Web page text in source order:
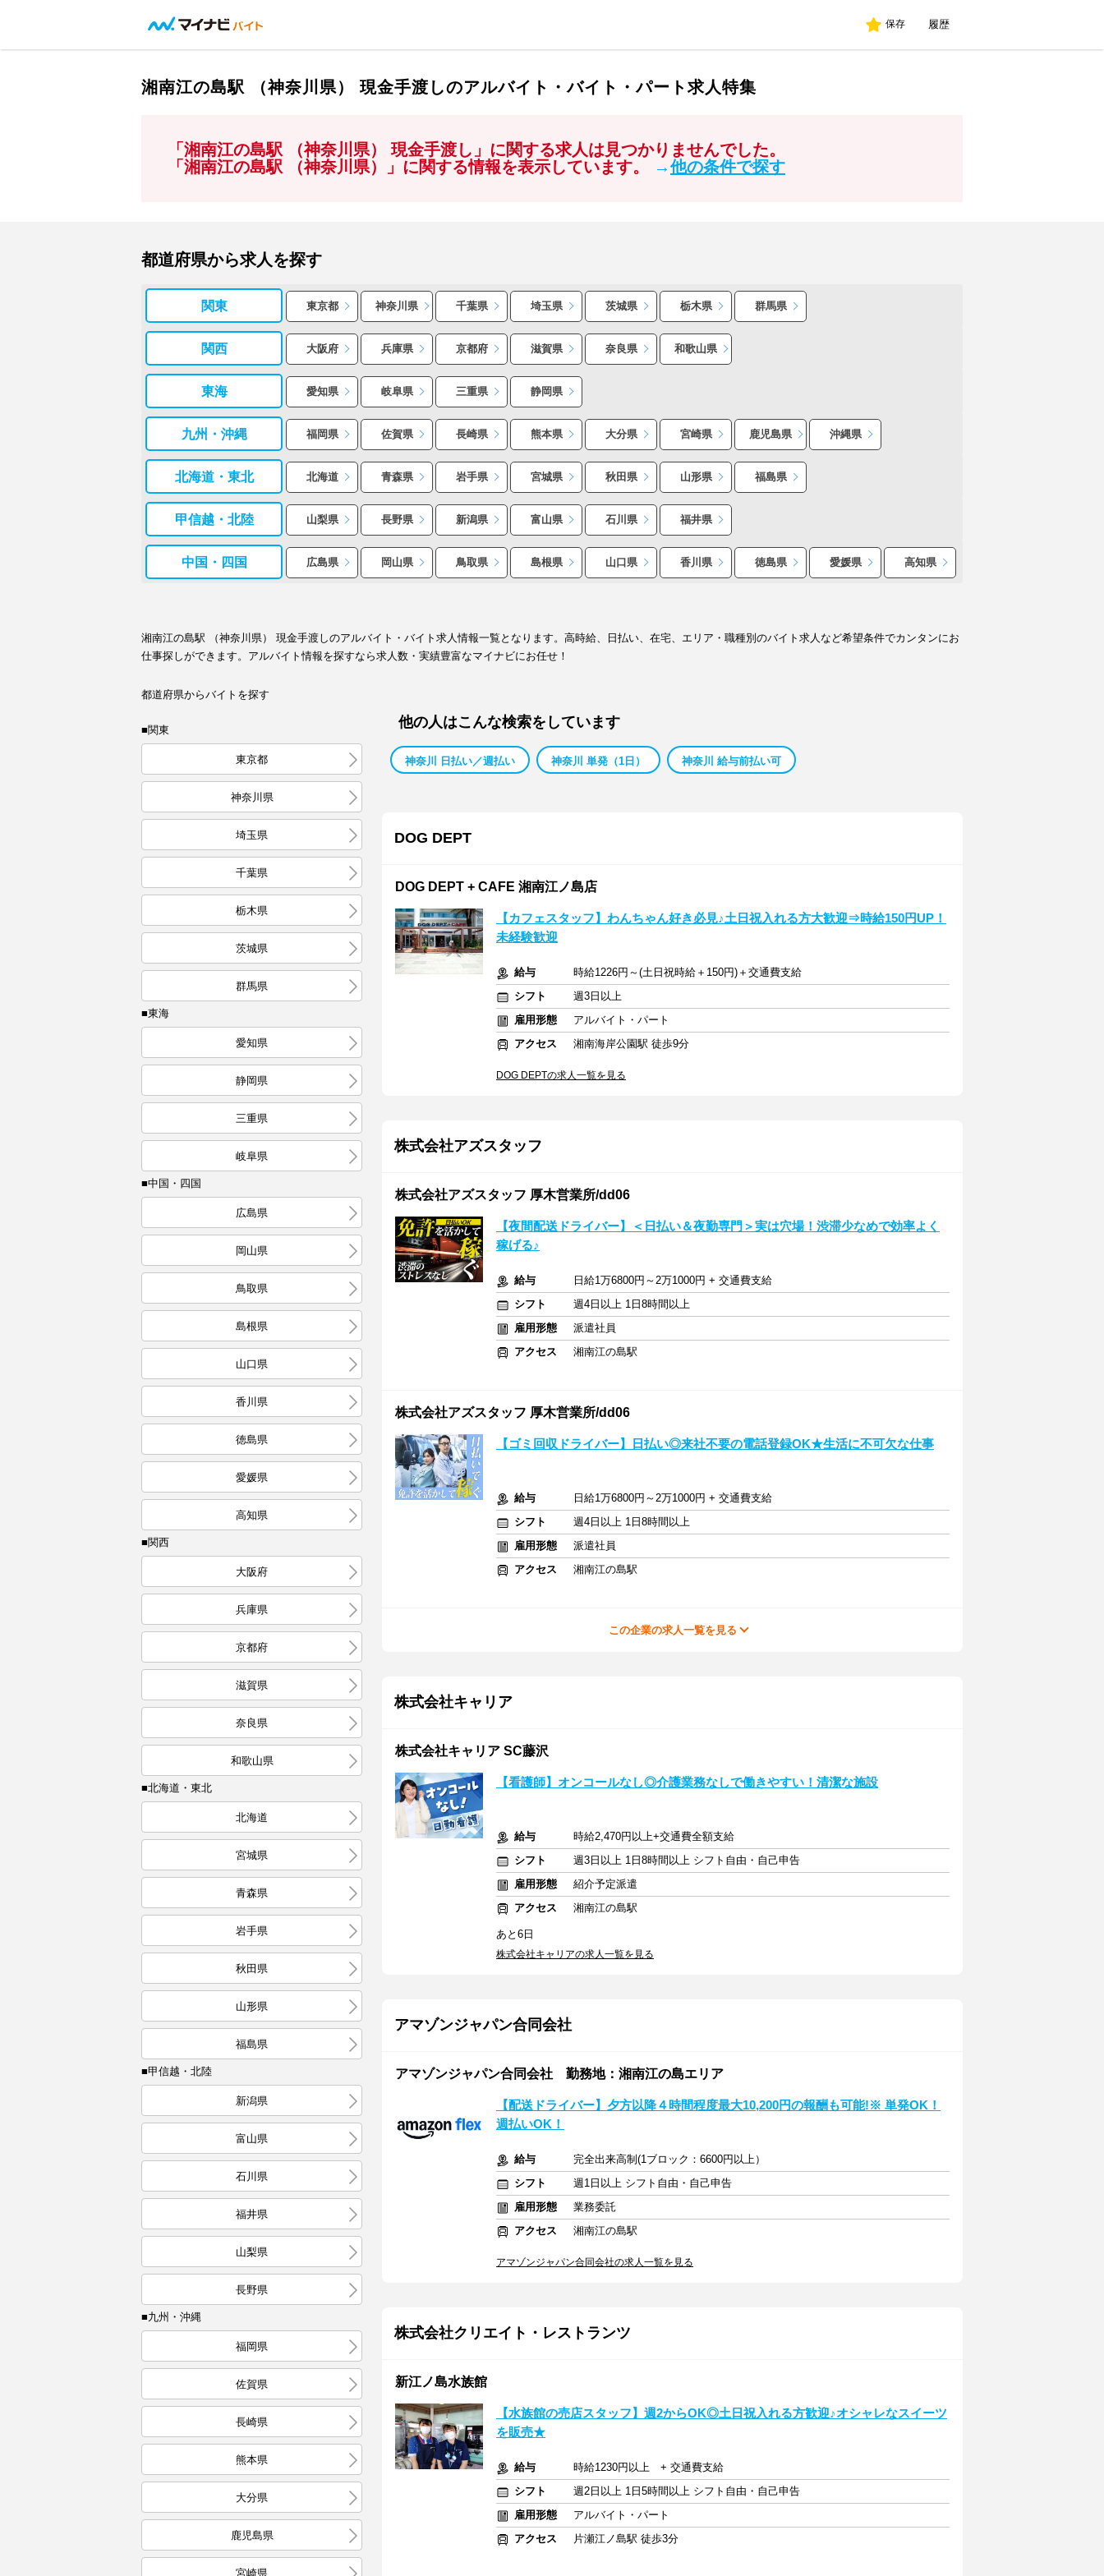
保存 履歴
湘南江の島駅 （神奈川県） 現金手渡しのアルバイト・バイト・パート求人特集
「湘南江の島駅 （神奈川県） 現金手渡し」に関する求人は見つかりませんでした。
「湘南江の島駅 （神奈川県）」に関する情報を表示しています。
→他の条件で探す
都道府県から求人を探す
関東 東京都 神奈川県 千葉県 埼玉県 茨城県 栃木県 群馬県
関西 大阪府 兵庫県 京都府 滋賀県 奈良県 和歌山県
東海 愛知県 岐阜県 三重県 静岡県
九州・沖縄 福岡県 佐賀県 長崎県 熊本県 大分県 宮崎県 鹿児島県 沖縄県
北海道・東北 北海道 青森県 岩手県 宮城県 秋田県 山形県 福島県
甲信越・北陸 山梨県 長野県 新潟県 富山県 石川県 福井県
中国・四国 広島県 岡山県 鳥取県 島根県 山口県 香川県 徳島県 愛媛県 高知県
湘南江の島駅 （神奈川県） 現金手渡しのアルバイト・バイト求人情報一覧となります。高時給、日払い、在宅、エリア・職種別のバイト求人など希望条件でカンタンにお
仕事探しができます。アルバイト情報を探すなら求人数・実績豊富なマイナビにお任せ！
都道府県からバイトを探す
■関東
東京都
神奈川県
埼玉県
千葉県
栃木県
茨城県
群馬県
■東海
愛知県
静岡県
三重県
岐阜県
■中国・四国
広島県
岡山県
鳥取県
島根県
山口県
香川県
徳島県
愛媛県
高知県
■関西
大阪府
兵庫県
京都府
滋賀県
奈良県
和歌山県
■北海道・東北
北海道
宮城県
青森県
岩手県
秋田県
山形県
福島県
■甲信越・北陸
新潟県
富山県
石川県
福井県
山梨県
長野県
■九州・沖縄
福岡県
佐賀県
長崎県
熊本県
大分県
鹿児島県
宮崎県
他の人はこんな検索をしています
神奈川 日払い／週払い 神奈川 単発（1日） 神奈川 給与前払い可
DOG DEPT
DOG DEPT + CAFE 湘南江ノ島店
【カフェスタッフ】わんちゃん好き必見♪土日祝入れる方大歓迎⇒時給150円UP！
未経験歓迎
給与
時給1226円～(土日祝時給＋150円)＋交通費支給
シフト
週3日以上
雇用形態
アルバイト・パート
アクセス
湘南海岸公園駅 徒歩9分
DOG DEPTの求人一覧を見る
株式会社アズスタッフ
株式会社アズスタッフ 厚木営業所/dd06
【夜間配送ドライバー】＜日払い＆夜勤専門＞実は穴場！渋滞少なめで効率よく
稼げる♪
給与
日給1万6800円～2万1000円 + 交通費支給
シフト
週4日以上 1日8時間以上
雇用形態
派遣社員
アクセス
湘南江の島駅
株式会社アズスタッフ 厚木営業所/dd06
【ゴミ回収ドライバー】日払い◎来社不要の電話登録OK★生活に不可欠な仕事
給与
日給1万6800円～2万1000円 + 交通費支給
シフト
週4日以上 1日8時間以上
雇用形態
派遣社員
アクセス
湘南江の島駅
この企業の求人一覧を見る
株式会社キャリア
株式会社キャリア SC藤沢
【看護師】オンコールなし◎介護業務なしで働きやすい！清潔な施設
給与
時給2,470円以上+交通費全額支給
シフト
週3日以上 1日8時間以上 シフト自由・自己申告
雇用形態
紹介予定派遣
アクセス
湘南江の島駅
あと6日
株式会社キャリアの求人一覧を見る
アマゾンジャパン合同会社
アマゾンジャパン合同会社 勤務地：湘南江の島エリア
【配送ドライバー】夕方以降４時間程度最大10,200円の報酬も可能!※ 単発OK！
週払いOK！
給与
完全出来高制(1ブロック：6600円以上）
シフト
週1日以上 シフト自由・自己申告
雇用形態
業務委託
アクセス
湘南江の島駅
アマゾンジャパン合同会社の求人一覧を見る
株式会社クリエイト・レストランツ
新江ノ島水族館
【水族館の売店スタッフ】週2からOK◎土日祝入れる方歓迎♪オシャレなスイーツ
を販売★
給与
時給1230円以上 + 交通費支給
シフト
週2日以上 1日5時間以上 シフト自由・自己申告
雇用形態
アルバイト・パート
アクセス
片瀬江ノ島駅 徒歩3分